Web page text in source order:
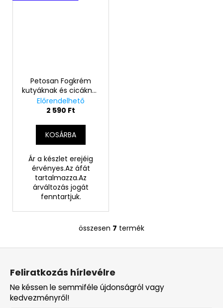
Petosan Fogkrém
kutyáknak és cicáknak
70gr
Előrendelhető
2 590 Ft
KOSÁRBA
Ár a készlet erejéig
érvényes.Az áfát
tartalmazza.Az
árváltozás jogát
fenntartjuk.
L
i
a
i
összesen 7 termék
Feliratkozás hírlevélre
Ne késsen le semmiféle újdonságról vagy
kedvezményről!